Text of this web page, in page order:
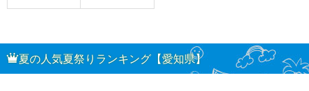
夏の人気夏祭りランキング【愛知県】